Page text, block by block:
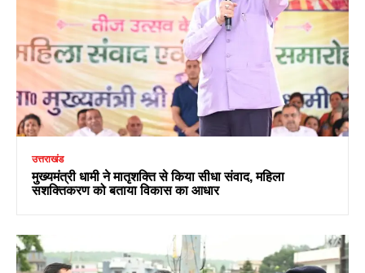
उत्तराखंड
मुख्यमंत्री धामी ने मातृशक्ति से किया सीधा संवाद, महिला
सशक्तिकरण को बताया विकास का आधार